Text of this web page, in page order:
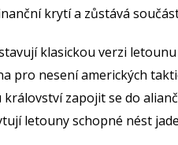
krytí a zůstává
klasickou verzi
pro nesení amerických
království zapojit se do
letouny schopné nést